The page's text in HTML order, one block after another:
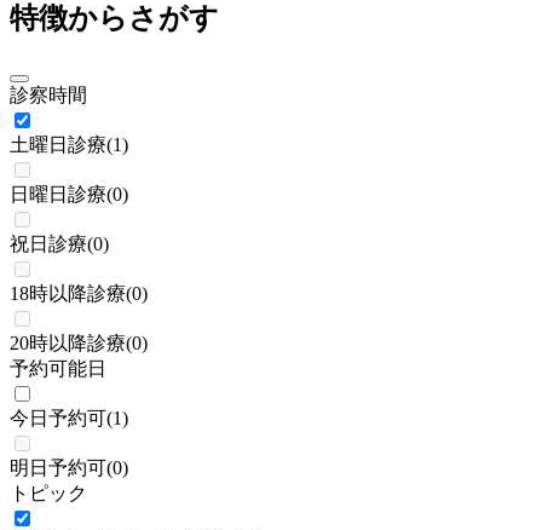
特徴からさがす
診察時間
土曜日診療(1)
日曜日診療(0)
祝日診療(0)
18時以降診療(0)
20時以降診療(0)
予約可能日
今日予約可(1)
明日予約可(0)
トピック